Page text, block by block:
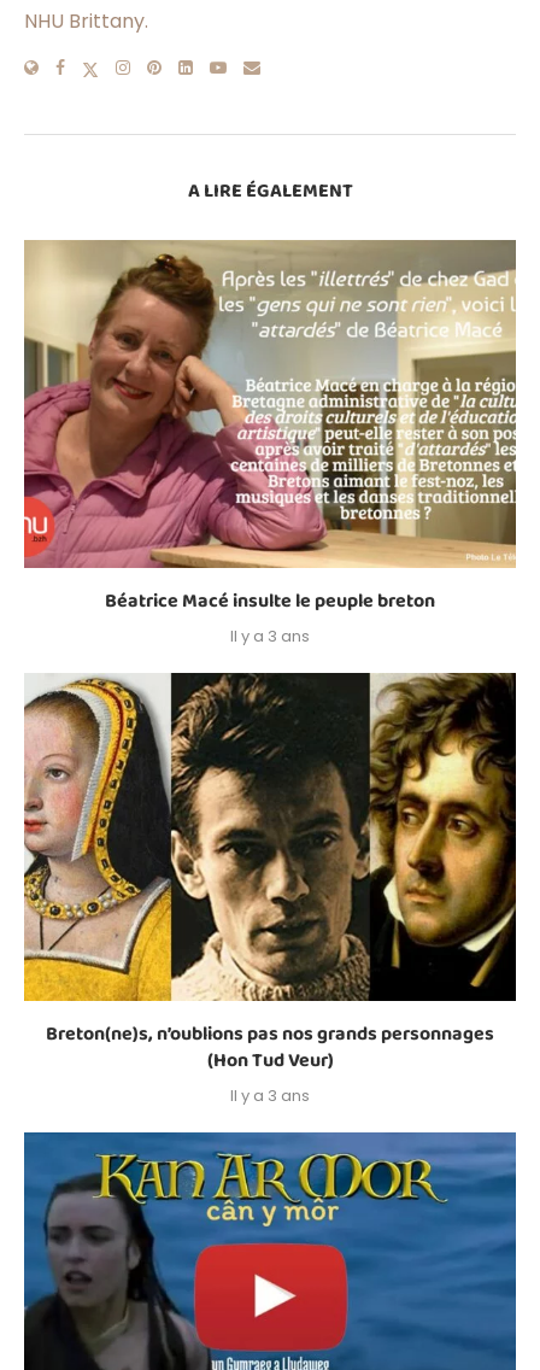
NHU Brittany.
A LIRE ÉGALEMENT
Béatrice Macé insulte le peuple breton
Il y a 3 ans
Breton(ne)s, n’oublions pas nos grands personnages
(Hon Tud Veur)
Il y a 3 ans